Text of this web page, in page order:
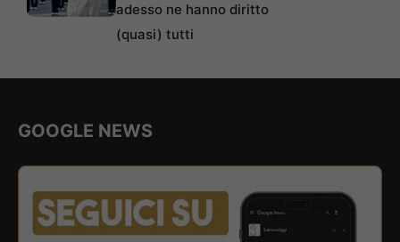
adesso ne hanno diritto
(quasi) tutti
GOOGLE NEWS